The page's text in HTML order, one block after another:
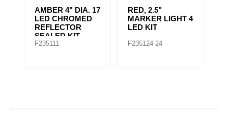
AMBER 4" DIA. 17
LED CHROMED
REFLECTOR
SEALED KIT
F235111
RED, 2.5"
MARKER LIGHT 4
LED KIT
F235124-24